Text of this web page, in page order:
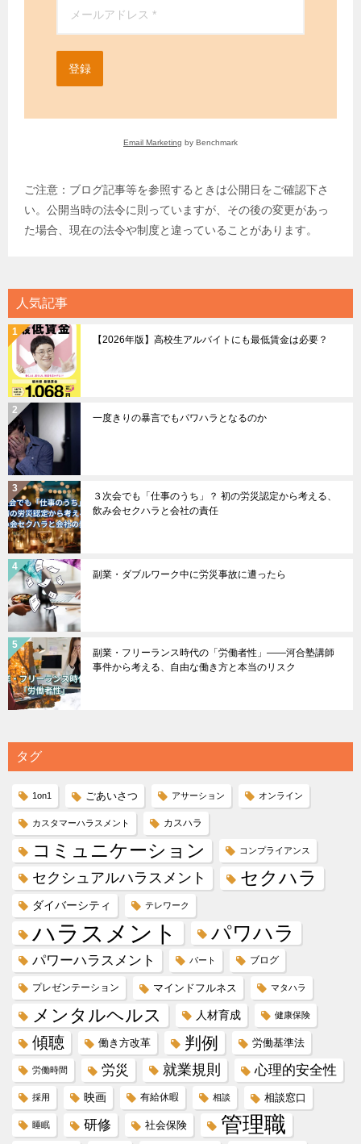
登録
Email Marketing by Benchmark
ご注意：ブログ記事等を参照するときは公開日をご確認下さ
い。公開当時の法令に則っていますが、その後の変更があっ
た場合、現在の法令や制度と違っていることがあります。
人気記事
【2026年版】高校生アルバイトにも最低賃金は必要？
一度きりの暴言でもパワハラとなるのか
３次会でも「仕事のうち」？ 初の労災認定から考える、
飲み会セクハラと会社の責任
副業・ダブルワーク中に労災事故に遭ったら
副業・フリーランス時代の「労働者性」――河合塾講師
事件から考える、自由な働き方と本当のリスク
タグ
1on1 ごあいさつ アサーション オンライン
カスタマーハラスメント カスハラ
コミュニケーション コンプライアンス
セクシュアルハラスメント セクハラ
ダイバーシティ テレワーク
ハラスメント パワハラ
パワーハラスメント パート ブログ
プレゼンテーション マインドフルネス マタハラ
メンタルヘルス 人材育成 健康保険
傾聴 働き方改革 判例 労働基準法
労働時間 労災 就業規則 心理的安全性
採用 映画 有給休暇 相談 相談窓口
睡眠 研修 社会保険 管理職